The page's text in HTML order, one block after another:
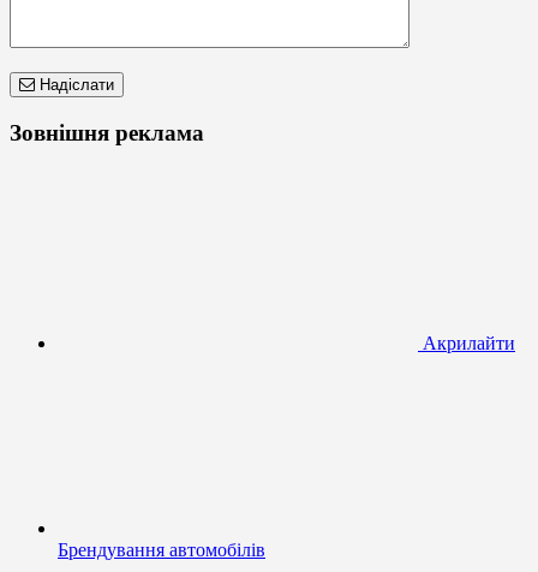
Надіслати
Зовнішня реклама
Акрилайти
Брендування автомобілів